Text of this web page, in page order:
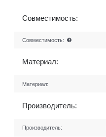
Совместимость:
Совместимость:
Материал:
Материал:
Производитель:
Производитель: